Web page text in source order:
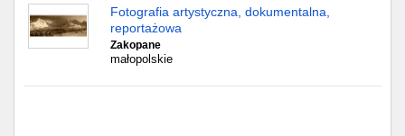
Fotografia artystyczna, dokumentalna,
reportażowa
Zakopane
małopolskie
Olsztyn